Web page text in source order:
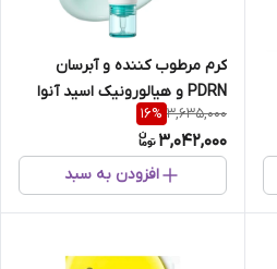
کرم مرطوب کننده و آبرسان
PDRN و هیالورونیک اسید آنوا
3,635,000
16%
3,042,000
افزودن به سبد